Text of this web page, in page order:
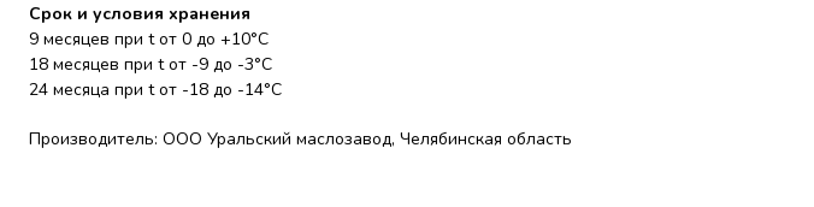
Срок и условия хранения
9 месяцев при t от 0 до +10°С
18 месяцев при t от -9 до -3°С
24 месяца при t от -18 до -14°С
Производитель: ООО Уральский маслозавод, Челябинская область